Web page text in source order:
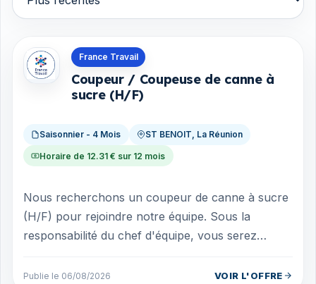
France Travail
Coupeur / Coupeuse de canne à
sucre (H/F)
Saisonnier - 4 Mois ST BENOIT, La Réunion
Horaire de 12.31 € sur 12 mois
Nous recherchons un coupeur de canne à sucre
(H/F) pour rejoindre notre équipe. Sous la
responsabilité du chef d'équipe, vous serez
Publie le 06/08/2026 VOIR L'OFFRE
Offres en La Réunion